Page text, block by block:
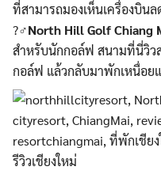
ที่สามารถมองเห็นเครื่องบิน
?️‍♂️North Hill Golf Chiang
สำหรับนักกอล์ฟ สนามที่นี่วิว
กอล์ฟ แล้วกลับมาพักเหนื่อย